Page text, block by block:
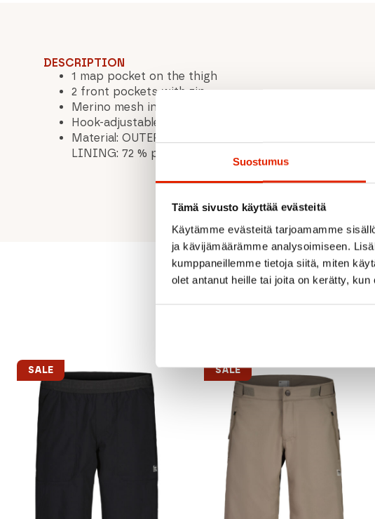
Suostumus
Tämä sivusto käyttää evästeitä
Käytämme evästeitä tarjoamamme
ja kävijämäärämme analysoimiseen.
kumppaneillemme tietoja siitä, miten
olet antanut heille tai joita on kerätty,
DESCRIPTION
1 map pocket on the thigh
2 front pockets with zip
Merino mesh inserts inside
Hook-adjustable belt integrated into the waistband
Material: OUTER: 91 % polyamide + 9 % elastane
LINING: 72 % polyester + 28 % virgin wool (MERINO)
SALE SALE